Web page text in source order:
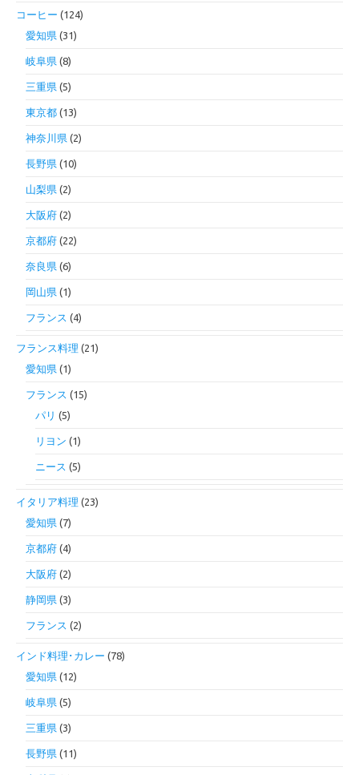
コーヒー (124)
愛知県 (31)
岐阜県 (8)
三重県 (5)
東京都 (13)
神奈川県 (2)
長野県 (10)
山梨県 (2)
大阪府 (2)
京都府 (22)
奈良県 (6)
岡山県 (1)
フランス (4)
フランス料理 (21)
愛知県 (1)
フランス (15)
パリ (5)
リヨン (1)
ニース (5)
イタリア料理 (23)
愛知県 (7)
京都府 (4)
大阪府 (2)
静岡県 (3)
フランス (2)
インド料理･カレー (78)
愛知県 (12)
岐阜県 (5)
三重県 (3)
長野県 (11)